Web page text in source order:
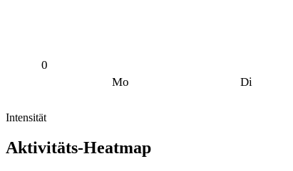
0
Mo Di
Intensität
Aktivitäts-Heatmap